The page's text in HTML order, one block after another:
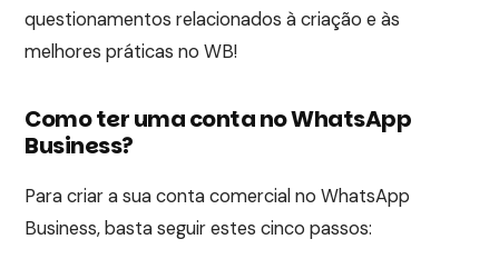
questionamentos relacionados à criação e às
melhores práticas no WB!
Como ter uma conta no WhatsApp
Business?
Para criar a sua conta comercial no WhatsApp
Business, basta seguir estes cinco passos: